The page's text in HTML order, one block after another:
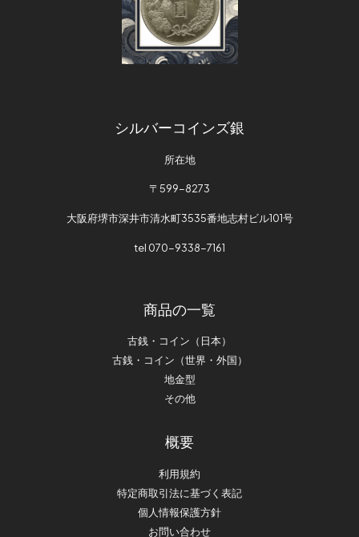
シルバーコインズ銀
所在地
〒599-8273
大阪府堺市深井市清水町3535番地志村ビル101号
tel 070-9338-7161
商品の一覧
古銭・コイン（日本）
古銭・コイン（世界・外国）
地金型
その他
概要
利用規約
特定商取引法に基づく表記
個人情報保護方針
お問い合わせ